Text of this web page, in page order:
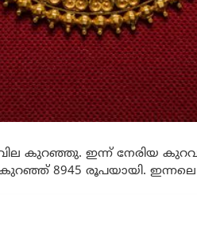
കുറഞ്ഞു. ഇന്ന് നേരിയ
8945 രൂപയായി.